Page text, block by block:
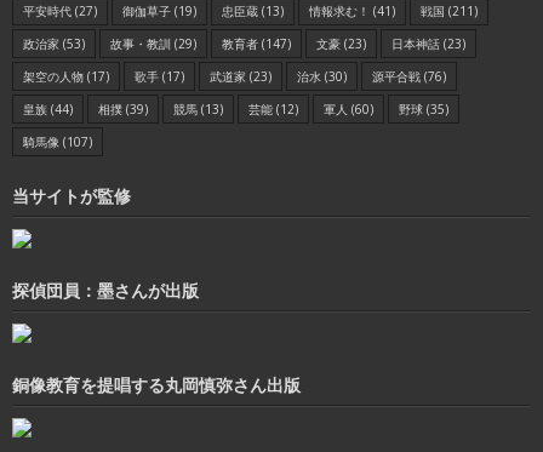
平安時代 (27) 御伽草子 (19) 忠臣蔵 (13) 情報求む！ (41) 戦国 (211)
政治家 (53) 故事・教訓 (29) 教育者 (147) 文豪 (23) 日本神話 (23)
架空の人物 (17) 歌手 (17) 武道家 (23) 治水 (30) 源平合戦 (76)
皇族 (44) 相撲 (39) 競馬 (13) 芸能 (12) 軍人 (60) 野球 (35)
騎馬像 (107)
当サイトが監修
探偵団員：墨さんが出版
銅像教育を提唱する丸岡慎弥さん出版